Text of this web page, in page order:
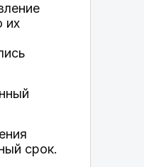
их
срок.